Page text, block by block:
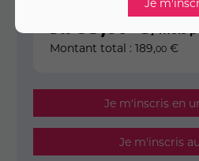
Dès 00€/ mois
Montant total : 189,00 €
Je m'inscris en
Je m'inscris